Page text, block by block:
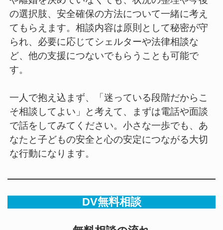
の選択肢、安全確保の方法について一緒に考え
てもらえます。相談内容は原則として秘密が守
られ、必要に応じてシェルターや法律相談な
ど、他の支援につないでもらうことも可能で
す。
一人で抱え込まず、「迷っている段階だからこ
そ相談してよい」と考えて、まずは電話や面談
で話をしてみてください。小さな一歩でも、あ
なたと子どもの安全と心の安定につながる大切
な行動になります。
DV無料相談